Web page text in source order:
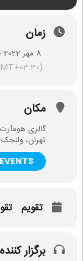
زمان
8 مهر 2022 11:00 قبل از ظهر - 15 مهر 2022 9:00 بعد از ظهر
(GMT+03:30)
مکان
گالری هومآرت
تهران، ولنجک
تقویم
برگزار کننده